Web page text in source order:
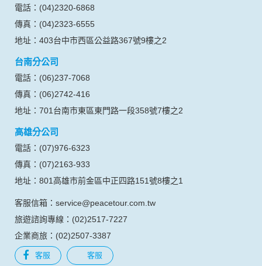
電話：(04)2320-6868
傳真：(04)2323-6555
地址：403台中市西區公益路367號9樓之2
台南分公司
電話：(06)237-7068
傳真：(06)2742-416
地址：701台南市東區東門路一段358號7樓之2
高雄分公司
電話：(07)976-6323
傳真：(07)2163-933
地址：801高雄市前金區中正四路151號8樓之1
客服信箱：service@peacetour.com.tw
旅遊諮詢專線：(02)2517-7227
企業商旅：(02)2507-3387
客服 客服